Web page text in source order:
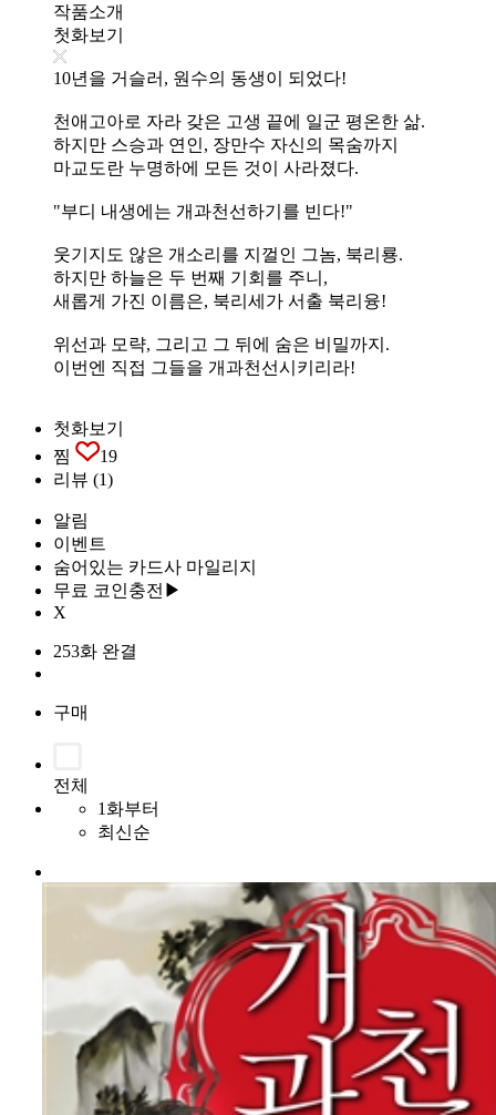
작품소개
첫화보기
10년을 거슬러, 원수의 동생이 되었다!
천애고아로 자라 갖은 고생 끝에 일군 평온한 삶.
하지만 스승과 연인, 장만수 자신의 목숨까지
마교도란 누명하에 모든 것이 사라졌다.
"부디 내생에는 개과천선하기를 빈다!"
웃기지도 않은 개소리를 지껄인 그놈, 북리룡.
하지만 하늘은 두 번째 기회를 주니,
새롭게 가진 이름은, 북리세가 서출 북리융!
위선과 모략, 그리고 그 뒤에 숨은 비밀까지.
이번엔 직접 그들을 개과천선시키리라!
첫화보기
찜
19
리뷰 (1)
알림
이벤트
숨어있는 카드사 마일리지
무료 코인충전▶
X
253화 완결
구매
전체
1화부터
최신순